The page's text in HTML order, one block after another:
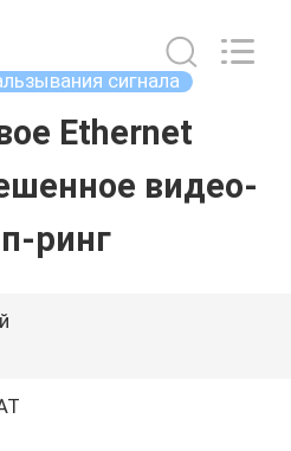
сигнала
Ethernet
видео-
ринг